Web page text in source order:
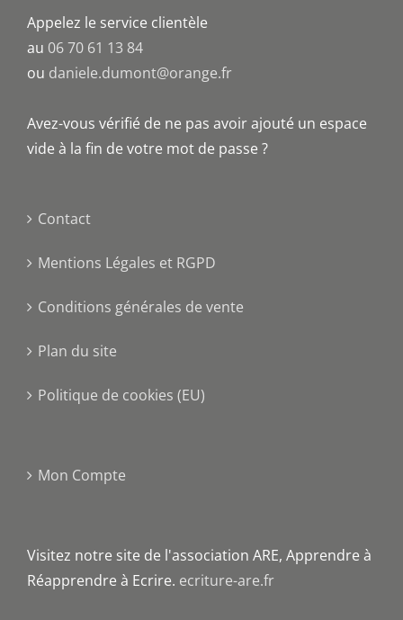
Appelez le service clientèle
au 06 70 61 13 84
ou daniele.dumont@orange.fr
Avez-vous vérifié de ne pas avoir ajouté un espace
vide à la fin de votre mot de passe ?
Contact
Mentions Légales et RGPD
Conditions générales de vente
Plan du site
Politique de cookies (EU)
Mon Compte
Visitez notre site de l'association ARE, Apprendre à
Réapprendre à Ecrire. ecriture-are.fr